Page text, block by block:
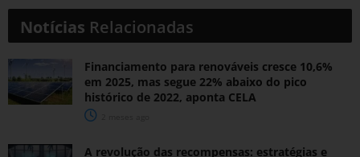
Notícias Relacionadas
Financiamento para renováveis cresce 10,6%
em 2025, mas segue 22% abaixo do pico
histórico de 2022, aponta CELA
A revolução das recompensas: estratégias e